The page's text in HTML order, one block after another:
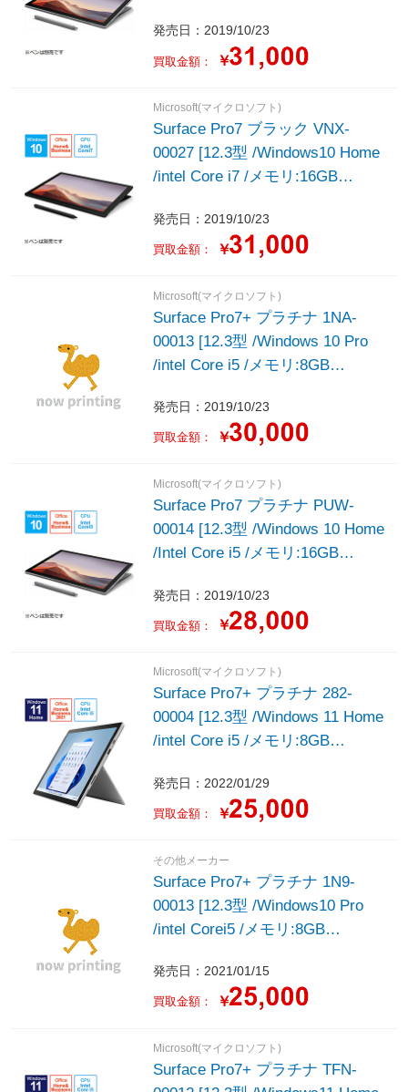
メモリ：16GB /SSD：256GB
/Office HomeandBusiness /2019
発売日：2019/10/23
買取金額： ￥
Microsoft(マイクロソフト)
Surface Pro7 ブラック VNX-
00027 [12.3型 /Windows10 Home
/intel Core i7 /メモリ:16GB
発売日：2019/10/23
買取金額： ￥
Microsoft(マイクロソフト)
Surface Pro7+ プラチナ 1NA-
00013 [12.3型 /Windows 10 Pro
/intel Core i5 /メモリ:8GB
発売日：2019/10/23
買取金額： ￥
Microsoft(マイクロソフト)
Surface Pro7 プラチナ PUW-
00014 [12.3型 /Windows 10 Home
/Intel Core i5 /メモリ:16GB
発売日：2019/10/23
買取金額： ￥
Microsoft(マイクロソフト)
Surface Pro7+ プラチナ 282-
00004 [12.3型 /Windows 11 Home
/intel Core i5 /メモリ:8GB
ック) /2022年モデル]
発売日：2022/01/29
買取金額： ￥
その他メーカー
Surface Pro7+ プラチナ 1N9-
00013 [12.3型 /Windows10 Pro
/intel Corei5 /メモリ:8GB
発売日：2021/01/15
買取金額： ￥
Microsoft(マイクロソフト)
Surface Pro7+ プラチナ TFN-